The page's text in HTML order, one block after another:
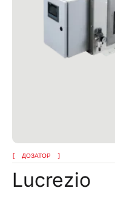
ДОЗАТОР
Lucrezio